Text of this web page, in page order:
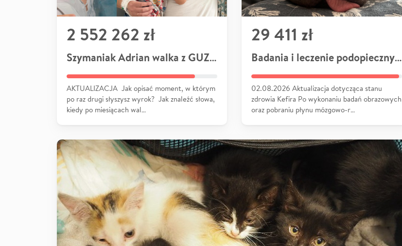
2 552 262 zł
Szymaniak Adrian walka z GUZEM
AKTUALIZACJA Jak opisać moment, w którym
po raz drugi słyszysz wyrok? Jak znaleźć słowa,
kiedy po miesiącach wal…
29 411 zł
Badania i leczenie podopiecznych
02.08.2026 Aktualizacja dotycząca stanu
zdrowia Kefira Po wykonaniu badań obrazowych
oraz pobraniu płynu mózgowo-r…